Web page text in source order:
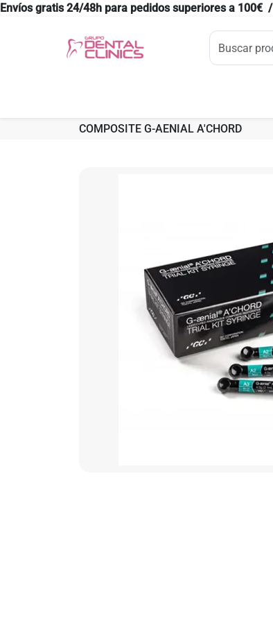
Envíos gratis 24/48h para pedidos superiores a
COMPOSITE G-AENIAL A'CHORD